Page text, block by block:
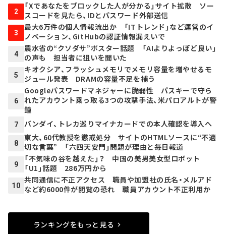
2
「Xであなたをブロックした人が分かる」サイト拡散 ソー
スコードを見たら、IDとパスワード外部送信
3
最大6万件の個人情報流出か 「ITトレンド」など運営のイ
ノベーション、GitHubの認証情報漏えいで
4
農水省の“クソダサ”ポスター話題 「AIよりよっぽど良い」
の声も 担当者に狙いを聞いた
5
キオクシア、フラッシュメモリでメモリ容量を増やせるモ
ジュール発表 DRAMの容量不足を補う
6
Googleパスワードマネジャーに脆弱性 パスキーで守ら
れたアカウント乗っ取る3つの攻撃手法、米パロアルトが警
鐘
7 バンダイ、トレカ巡りマイナカードでの本人確認を導入へ
8
東大、60代教授を懲戒処分 サイトのHTMLソースに“不適
切な言葉” 「六四天安門」問題が理由と毎日報道
9
「不気味の谷を越えた」？ 中国の美男美女型ロボット
「U1」話題 286万円から
10
共同通信に不正アクセス 職員や加盟社の氏名・メルアド
など約6000件が閲覧の恐れ 職員アカウント不正利用か
ランキングをもっと見る